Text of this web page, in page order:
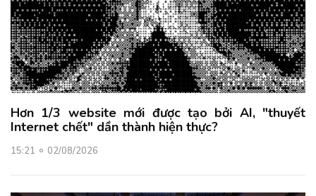
Hơn 1/3 website mới được tạo bởi AI, "thuyết
Internet chết" dần thành hiện thực?
15:21 02/08/2026